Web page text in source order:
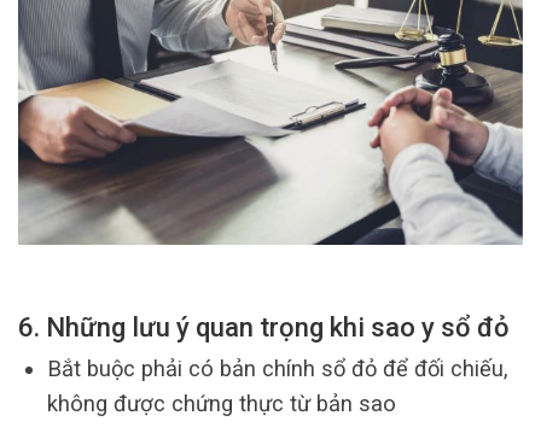
6. Những lưu ý quan trọng khi sao y sổ đỏ
Bắt buộc phải có bản chính sổ đỏ để đối chiếu,
không được chứng thực từ bản sao